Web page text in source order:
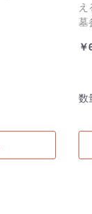
え
墓
￥
数